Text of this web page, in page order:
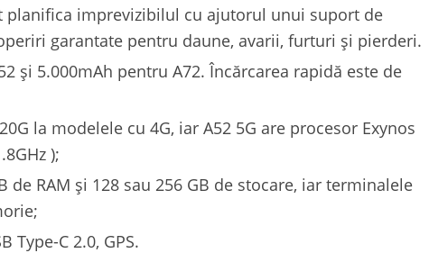
planifica imprevizibilul cu ajutorul unui suport de
garantate pentru daune, avarii, furturi și pierderi.
și 5.000mAh pentru A72. Încărcarea rapidă este de
la modelele cu 4G, iar A52 5G are procesor Exynos
);
de RAM și 128 sau 256 GB de stocare, iar terminalele
Type-C 2.0, GPS.